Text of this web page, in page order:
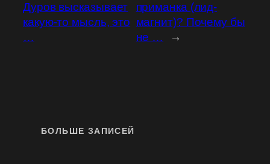
Дуров высказывает
какую-то мысль, это
…
приманка (лид-
магнит)? Почему бы
не …
→
БОЛЬШЕ ЗАПИСЕЙ